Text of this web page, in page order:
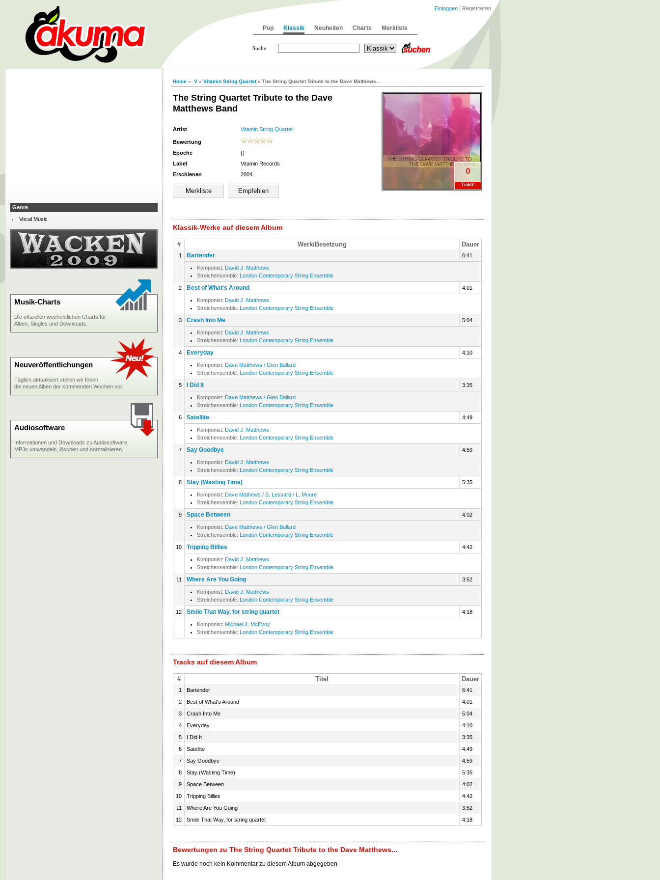
Home » V » Vitamin String Quartet» The String Quartet Tribute to the Dave Matthews...
The String Quartet Tribute to the Dave
Matthews Band
0
TickIt!
Artist Vitamin String Quartet
Bewertung
Epoche
()
Label
Vitamin Records
Erschienen
2004
Klassik-Werke auf diesem Album
# Werk/Besetzung Dauer
1 Bartender 6:41
Komponist: David J. Matthews
Streichensemble: London Contemporary String Ensemble
2 Best of What's Around 4:01
Komponist: David J. Matthews
Streichensemble: London Contemporary String Ensemble
3 Crash Into Me 5:04
Komponist: David J. Matthews
Streichensemble: London Contemporary String Ensemble
4 Everyday 4:10
Komponist: Dave Matthews / Glen Ballard
Streichensemble: London Contemporary String Ensemble
5 I Did It 3:35
Komponist: Dave Matthews / Glen Ballard
Streichensemble: London Contemporary String Ensemble
6 Satellite 4:49
Komponist: David J. Matthews
Streichensemble: London Contemporary String Ensemble
7 Say Goodbye 4:59
Komponist: David J. Matthews
Streichensemble: London Contemporary String Ensemble
8 Stay (Wasting Time) 5:35
Komponist: Dave Mathews / S. Lessard / L. Moore
Streichensemble: London Contemporary String Ensemble
9 Space Between 4:02
Komponist: Dave Matthews / Glen Ballard
Streichensemble: London Contemporary String Ensemble
10 Tripping Billies 4:42
Komponist: David J. Matthews
Streichensemble: London Contemporary String Ensemble
11 Where Are You Going 3:52
Komponist: David J. Matthews
Streichensemble: London Contemporary String Ensemble
12 Smile That Way, for string quartet 4:18
Komponist: Michael J. McEvoy
Streichensemble: London Contemporary String Ensemble
Tracks auf diesem Album
# Titel Dauer
1 Bartender
6:41
2
Best of What's Around
4:01
3
Crash Into Me
5:04
4
Everyday
4:10
5
I Did It
3:35
6
Satellite
4:49
7
Say Goodbye
4:59
8
Stay (Wasting Time)
5:35
9
Space Between
4:02
10
Tripping Billies
4:42
11
Where Are You Going
3:52
12
Smile That Way, for string quartet 4:18
Bewertungen zu The String Quartet Tribute to the Dave Matthews...
Es wurde noch kein Kommentar zu diesem Album abgegeben
Genre
Vocal Music
Musik-Charts
Die offiziellen wöchentlichen Charts für
Alben, Singles und Downloads.
Neuveröffentlichungen
Täglich aktualisiert stellen wir Ihnen
die neuen Alben der kommenden Wochen vor.
Audiosoftware
Informationen und Downloads zu Audiosoftware,
MP3s umwandeln, löschen und normalisieren.
Pop Klassik Neuheiten Charts Merkliste
Einloggen | Registrieren
Suche